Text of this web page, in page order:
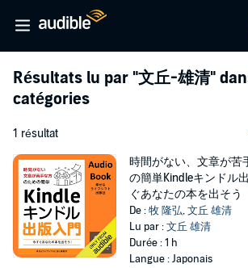
Résultats lu par "文丘-雄清"
catégories
1 résultat
時間がない、文章が苦
の簡単Kindleキンドル
ぐあなたの本を出そう
De :牧 隆弘,文丘 雄清
Lu par :文丘 雄清
Durée : 1 h
Langue : Japonais